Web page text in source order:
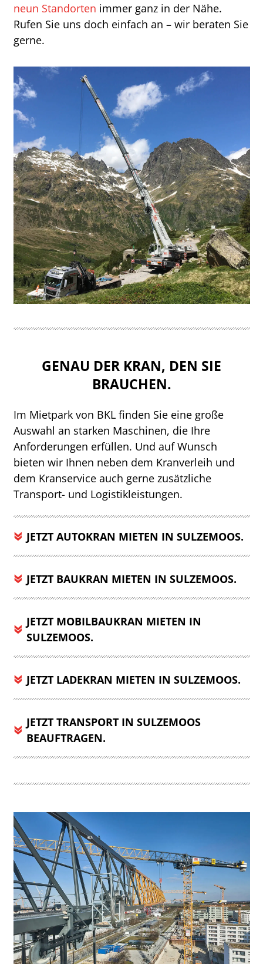
neun Standorten immer ganz in der Nähe.
Rufen Sie uns doch einfach an – wir beraten Sie
gerne.
GENAU DER KRAN, DEN SIE
BRAUCHEN.
Im Mietpark von BKL finden Sie eine große
Auswahl an starken Maschinen, die Ihre
Anforderungen erfüllen. Und auf Wunsch
bieten wir Ihnen neben dem Kranverleih und
dem Kranservice auch gerne zusätzliche
Transport- und Logistikleistungen.
JETZT AUTOKRAN MIETEN IN SULZEMOOS.
JETZT BAUKRAN MIETEN IN SULZEMOOS.
JETZT MOBILBAUKRAN MIETEN IN
SULZEMOOS.
JETZT LADEKRAN MIETEN IN SULZEMOOS.
JETZT TRANSPORT IN SULZEMOOS
BEAUFTRAGEN.